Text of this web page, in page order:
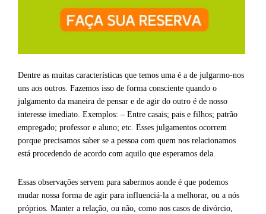
Dentre as muitas características que temos uma é a de julgarmo-nos
uns aos outros. Fazemos isso de forma consciente quando o
julgamento da maneira de pensar e de agir do outro é de nosso
interesse imediato. Exemplos: – Entre casais; pais e filhos; patrão
empregado; professor e aluno; etc. Esses julgamentos ocorrem
porque precisamos saber se a pessoa com quem nos relacionamos
está procedendo de acordo com aquilo que esperamos dela.
Essas observações servem para sabermos aonde é que podemos
mudar nossa forma de agir para influenciá-la a melhorar, ou a nós
próprios. Manter a relação, ou não, como nos casos de divórcio,